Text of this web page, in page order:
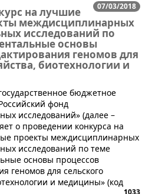
07/03/2018
на лучшие
междисциплинарных
исследований по
основы
геномов для
биотехнологии и
бюджетное
фонд
исследований» (далее –
о проведении конкурса на
проекты междисциплинарных
исследований по теме
основы процессов
геномов для сельского
и медицины» (код
1033